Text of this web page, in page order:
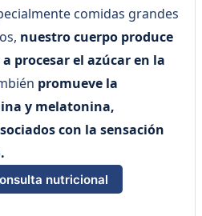
comidas grandes
nuestro cuerpo produce
procesar el azúcar en la
promueve la
y melatonina,
con la sensación
nutricional